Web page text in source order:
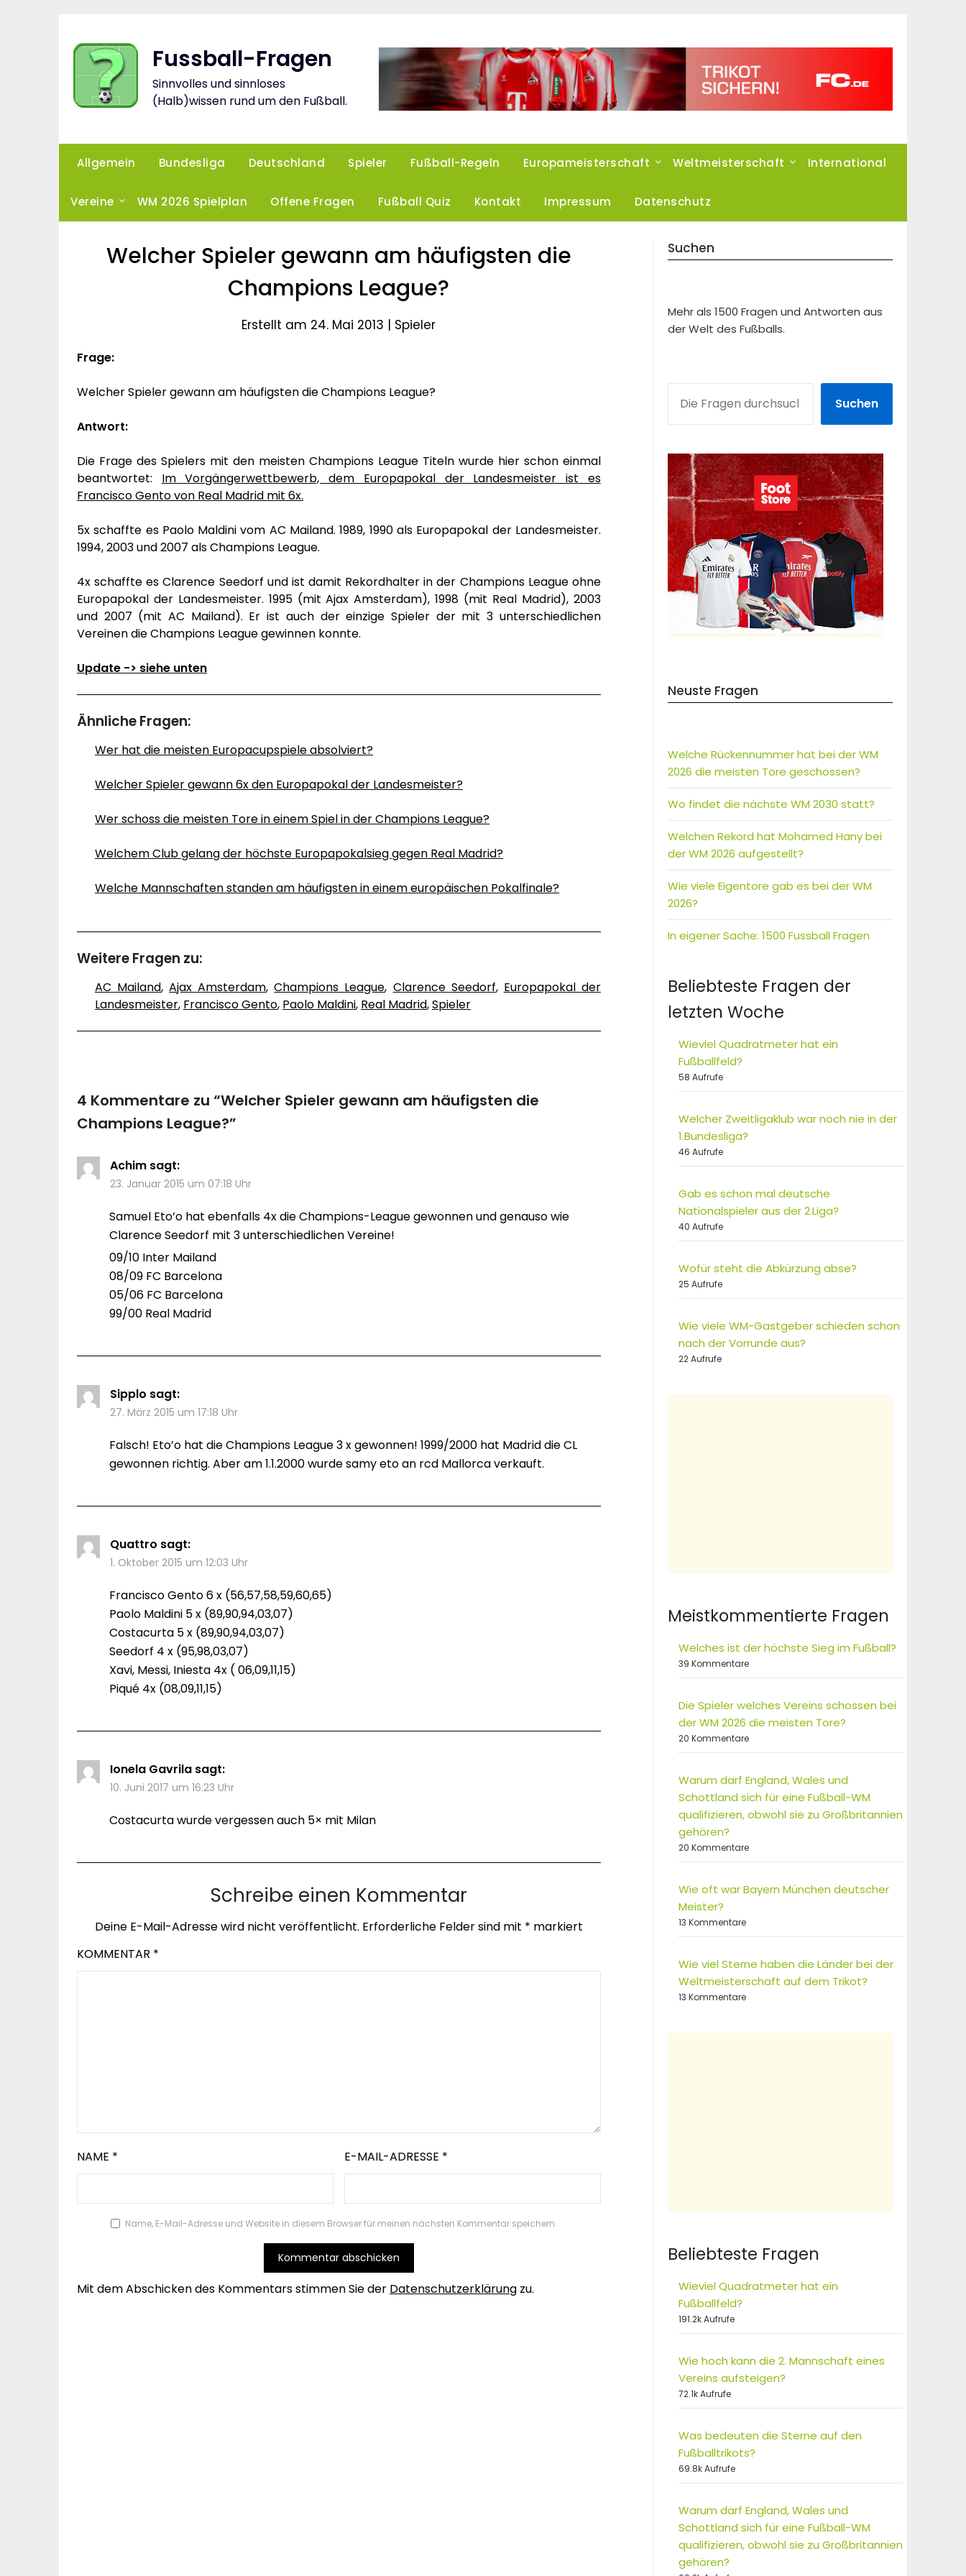
Fussball-Fragen
Sinnvolles und sinnloses
(Halb)wissen rund um den Fußball.
Allgemein Bundesliga Deutschland Spieler Fußball-Regeln Europameisterschaft Weltmeisterschaft International
Vereine WM 2026 Spielplan Offene Fragen Fußball Quiz Kontakt Impressum Datenschutz
Welcher Spieler gewann am häufigsten die
Champions League?
Erstellt am 24. Mai 2013 | Spieler
Frage:
Welcher Spieler gewann am häufigsten die Champions League?
Antwort:
Die Frage des Spielers mit den meisten Champions League Titeln wurde hier schon einmal
beantwortet: Im Vorgängerwettbewerb, dem Europapokal der Landesmeister ist es
Francisco Gento von Real Madrid mit 6x.
5x schaffte es Paolo Maldini vom AC Mailand. 1989, 1990 als Europapokal der Landesmeister.
1994, 2003 und 2007 als Champions League.
4x schaffte es Clarence Seedorf und ist damit Rekordhalter in der Champions League ohne
Europapokal der Landesmeister. 1995 (mit Ajax Amsterdam), 1998 (mit Real Madrid), 2003
und 2007 (mit AC Mailand). Er ist auch der einzige Spieler der mit 3 unterschiedlichen
Vereinen die Champions League gewinnen konnte.
Update -> siehe unten
Ähnliche Fragen:
Wer hat die meisten Europacupspiele absolviert?
Welcher Spieler gewann 6x den Europapokal der Landesmeister?
Wer schoss die meisten Tore in einem Spiel in der Champions League?
Welchem Club gelang der höchste Europapokalsieg gegen Real Madrid?
Welche Mannschaften standen am häufigsten in einem europäischen Pokalfinale?
Weitere Fragen zu:
AC Mailand,Ajax Amsterdam,Champions League, Clarence Seedorf, Europapokal der
Landesmeister, Francisco Gento, Paolo Maldini, Real Madrid,Spieler
4 Kommentare zu “Welcher Spieler gewann am häufigsten die
Champions League?”
Achim sagt:
23. Januar 2015 um 07:18 Uhr
Samuel Eto’o hat ebenfalls 4x die Champions-League gewonnen und genauso wie
Clarence Seedorf mit 3 unterschiedlichen Vereine!
09/10 Inter Mailand
08/09 FC Barcelona
05/06 FC Barcelona
99/00 Real Madrid
Sipplo sagt:
27. März 2015 um 17:18 Uhr
Falsch! Eto’o hat die Champions League 3 x gewonnen! 1999/2000 hat Madrid die CL
gewonnen richtig. Aber am 1.1.2000 wurde samy eto an rcd Mallorca verkauft.
Quattro sagt:
1. Oktober 2015 um 12:03 Uhr
Francisco Gento 6 x (56,57,58,59,60,65)
Paolo Maldini 5 x (89,90,94,03,07)
Costacurta 5 x (89,90,94,03,07)
Seedorf 4 x (95,98,03,07)
Xavi, Messi, Iniesta 4x ( 06,09,11,15)
Piqué 4x (08,09,11,15)
Ionela Gavrila sagt:
10. Juni 2017 um 16:23 Uhr
Costacurta wurde vergessen auch 5× mit Milan
Schreibe einen Kommentar
Deine E-Mail-Adresse wird nicht veröffentlicht. Erforderliche Felder sind mit * markiert
KOMMENTAR *
NAME * E-MAIL-ADRESSE *
Name, E-Mail-Adresse und Website in diesem Browser für meinen nächsten Kommentar speichern.
Mit dem Abschicken des Kommentars stimmen Sie der Datenschutzerklärung zu.
Suchen
Mehr als 1500 Fragen und Antworten aus
der Welt des Fußballs.
Suchen
Neuste Fragen
Welche Rückennummer hat bei der WM
2026 die meisten Tore geschossen?
Wo findet die nächste WM 2030 statt?
Welchen Rekord hat Mohamed Hany bei
der WM 2026 aufgestellt?
Wie viele Eigentore gab es bei der WM
2026?
In eigener Sache: 1500 Fussball Fragen
Beliebteste Fragen der
letzten Woche
Wieviel Quadratmeter hat ein
Fußballfeld?
58 Aufrufe
Welcher Zweitligaklub war noch nie in der
1.Bundesliga?
46 Aufrufe
Gab es schon mal deutsche
Nationalspieler aus der 2.Liga?
40 Aufrufe
Wofür steht die Abkürzung abse?
25 Aufrufe
Wie viele WM-Gastgeber schieden schon
nach der Vorrunde aus?
22 Aufrufe
Meistkommentierte Fragen
Welches ist der höchste Sieg im Fußball?
39 Kommentare
Die Spieler welches Vereins schossen bei
der WM 2026 die meisten Tore?
20 Kommentare
Warum darf England, Wales und
Schottland sich für eine Fußball-WM
qualifizieren, obwohl sie zu Großbritannien
gehören?
20 Kommentare
Wie oft war Bayern München deutscher
Meister?
13 Kommentare
Wie viel Sterne haben die Länder bei der
Weltmeisterschaft auf dem Trikot?
13 Kommentare
Beliebteste Fragen
Wieviel Quadratmeter hat ein
Fußballfeld?
191.2k Aufrufe
Wie hoch kann die 2. Mannschaft eines
Vereins aufsteigen?
72.1k Aufrufe
Was bedeuten die Sterne auf den
Fußballtrikots?
69.8k Aufrufe
Warum darf England, Wales und
Schottland sich für eine Fußball-WM
qualifizieren, obwohl sie zu Großbritannien
gehören?